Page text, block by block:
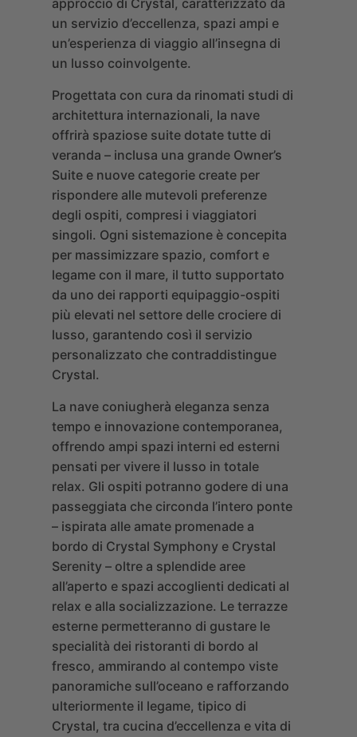
approccio di Crystal, caratterizzato da
un servizio d’eccellenza, spazi ampi e
un’esperienza di viaggio all’insegna di
un lusso coinvolgente.
Progettata con cura da rinomati studi di
architettura internazionali, la nave
offrirà spaziose suite dotate tutte di
veranda – inclusa una grande Owner’s
Suite e nuove categorie create per
rispondere alle mutevoli preferenze
degli ospiti, compresi i viaggiatori
singoli. Ogni sistemazione è concepita
per massimizzare spazio, comfort e
legame con il mare, il tutto supportato
da uno dei rapporti equipaggio-ospiti
più elevati nel settore delle crociere di
lusso, garantendo così il servizio
personalizzato che contraddistingue
Crystal.
La nave coniugherà eleganza senza
tempo e innovazione contemporanea,
offrendo ampi spazi interni ed esterni
pensati per vivere il lusso in totale
relax. Gli ospiti potranno godere di una
passeggiata che circonda l’intero ponte
– ispirata alle amate promenade a
bordo di Crystal Symphony e Crystal
Serenity – oltre a splendide aree
all’aperto e spazi accoglienti dedicati al
relax e alla socializzazione. Le terrazze
esterne permetteranno di gustare le
specialità dei ristoranti di bordo al
fresco, ammirando al contempo viste
panoramiche sull’oceano e rafforzando
ulteriormente il legame, tipico di
Crystal, tra cucina d’eccellenza e vita di